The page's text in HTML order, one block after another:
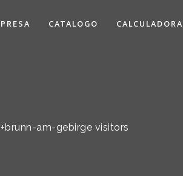
CATALOGO CALCULADORA
am-gebirge visitors